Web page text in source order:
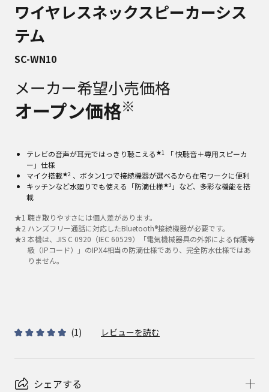
ワイヤレスネックスピーカーシス
テム
SC-WN10
メーカー希望小売価格
オープン価格※
テレビの音声が耳元ではっきり聴こえる★1
「 快聴音＋専用スピーカ
ー」仕様
マイク搭載★2 、ボタン1つで接続機器が選べるから在宅ワークに便利
キッチンなど水廻りでも使える「防滴仕様★3 」など、多彩な機能を搭
載
★1 聴き取りやすさには個人差があります。
★2 ハンズフリー通話に対応したBluetooth®接続機器が必要です。
★3 本機は、JIS C 0920（IEC 60529）「電気機械器具の外郭による保護等
級（IPコード）」のIPX4相当の防滴仕様であり、完全防水仕様ではあ
りません。
(1) レビューを読む
シェアする